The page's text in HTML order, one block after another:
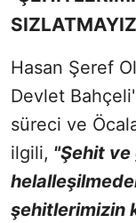
Hasan Şeref
Devlet
süreci ve
ilgili, "Şehit
şehitlerimizin